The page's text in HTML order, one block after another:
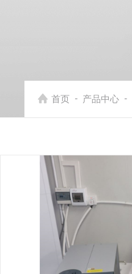
首页 - 产品中心 -